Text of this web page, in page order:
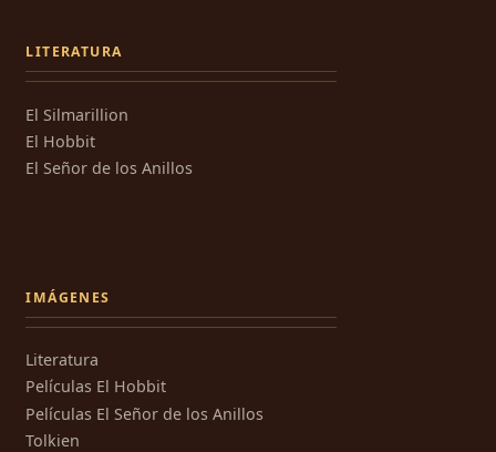
LITERATURA
El Silmarillion
El Hobbit
El Señor de los Anillos
IMÁGENES
Literatura
Películas El Hobbit
Películas El Señor de los Anillos
Tolkien